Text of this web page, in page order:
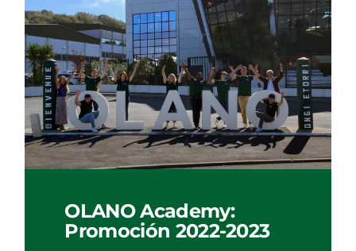
OLANO Academy:
Promoción 2022-2023